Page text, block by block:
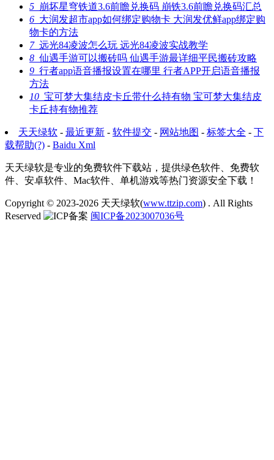
5 崩坏星穹铁道3.6前瞻兑换码 崩铁3.6前瞻兑换码汇总
6 大润发超市app如何绑定购物卡 大润发优鲜app绑定购
物卡的方法
7远光84凌波怎么玩 远光84凌波实战教学
8 仙遇手游可以搬砖吗 仙遇手游最详细平民搬砖攻略
9 行者app语音播报设置在哪里 行者APP开启语音播报
方法
10 宝可梦大集结皮卡丘带什么持有物 宝可梦大集结皮
卡丘持有物推荐
天天绿软 - 最近更新 - 软件提交 - 网站地图 - 标签大全 - 下
载帮助(?) - Baidu Xml
天天绿软是专业的免费软件下载站，提供绿色软件、免费软
件、安卓软件、Mac软件、单机游戏等热门资源安全下载！
Copyright © 2023-2026 天天绿软(www.ttzip.com) . All Rights
Reserved
闽ICP备2023007036号